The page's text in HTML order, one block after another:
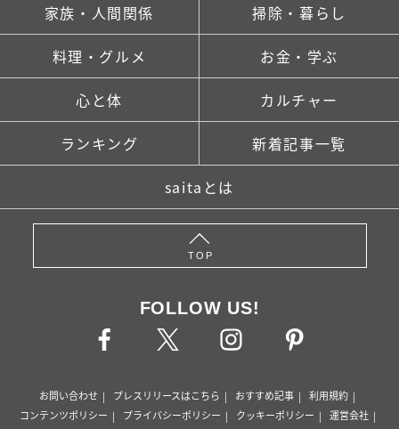
家族・人間関係 掃除・暮らし
料理・グルメ お金・学ぶ
心と体 カルチャー
ランキング 新着記事一覧
saitaとは
TOP
FOLLOW US!
お問い合わせ プレスリリースはこちら おすすめ記事
利用規約
コンテンツポリシー
プライバシーポリシー クッキーポリシー
運営会社